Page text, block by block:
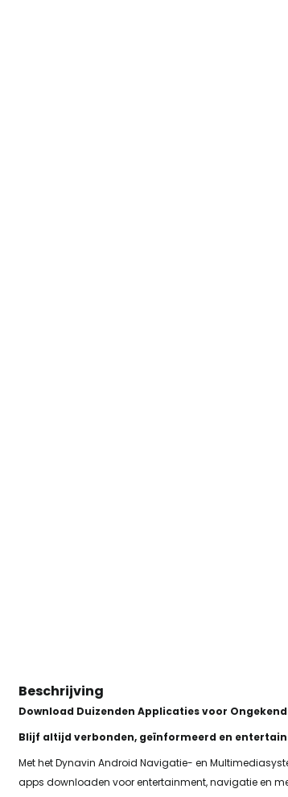
Beschrijving
Download Duizenden Applicaties voor
Blijf altijd verbonden, geïnformeerd en
Met het Dynavin Android Navigatie- en
apps downloaden voor entertainment, navigatie en